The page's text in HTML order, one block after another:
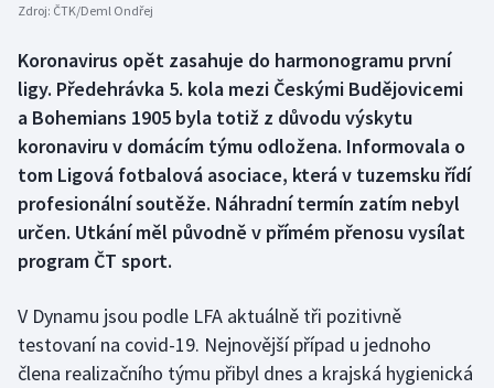
Box
Curling
Dostihy
Golf
Zdroj: ČTK/Deml Ondřej
Koronavirus opět zasahuje do harmonogramu první
ligy. Předehrávka 5. kola mezi Českými Budějovicemi
a Bohemians 1905 byla totiž z důvodu výskytu
koronaviru v domácím týmu odložena. Informovala o
tom Ligová fotbalová asociace, která v tuzemsku řídí
profesionální soutěže. Náhradní termín zatím nebyl
určen. Utkání měl původně v přímém přenosu vysílat
program ČT sport.
V Dynamu jsou podle LFA aktuálně tři pozitivně
testovaní na covid-19. Nejnovější případ u jednoho
člena realizačního týmu přibyl dnes a krajská hygienická